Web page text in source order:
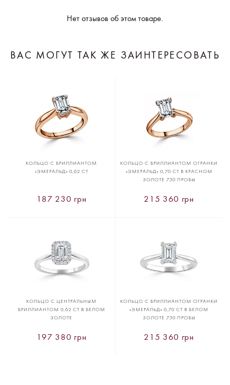
Нет отзывов об этом товаре.
ВАС МОГУТ ТАК ЖЕ ЗАИНТЕРЕСОВАТЬ
КОЛЬЦО С БРИЛЛИАНТОМ
«ЭМЕРАЛЬД» 0,62 CT
187 230 грн
КОЛЬЦО С БРИЛЛИАНТОМ ОГРАНКИ
«ЭМЕРАЛЬД» 0,70 CT В КРАСНОМ
ЗОЛОТЕ 750 ПРОБЫ
215 360 грн
КОЛЬЦО С ЦЕНТРАЛЬНЫМ
БРИЛЛИАНТОМ 0,62 CT В БЕЛОМ
ЗОЛОТЕ
197 380 грн
КОЛЬЦО С БРИЛЛИАНТОМ ОГРАНКИ
«ЭМЕРАЛЬД» 0,70 CT В БЕЛОМ
ЗОЛОТЕ 750 ПРОБЫ
215 360 грн